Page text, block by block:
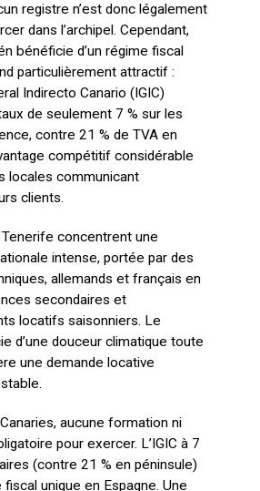
registre n’est donc légalement
dans l’archipel. Cependant,
bénéficie d’un régime fiscal
particulièrement attractif :
Indirecto Canario (IGIC)
de seulement 7 % sur les
contre 21 % de TVA en
compétitif considérable
locales communicant
clients.
Tenerife concentrent une
intense, portée par des
allemands et français en
secondaires et
locatifs saisonniers. Le
d’une douceur climatique toute
une demande locative
aucune formation ni
pour exercer. L’IGIC à 7
(contre 21 % en péninsule)
unique en Espagne. Une